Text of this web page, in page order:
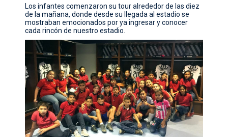
Los infantes comenzaron su tour alrededor de las diez
de la mañana, donde desde su llegada al estadio se
mostraban emocionados por ya ingresar y conocer
cada rincón de nuestro estadio.